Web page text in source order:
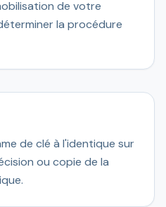
de votre
la procédure
de clé à l'identique sur
ou copie de la